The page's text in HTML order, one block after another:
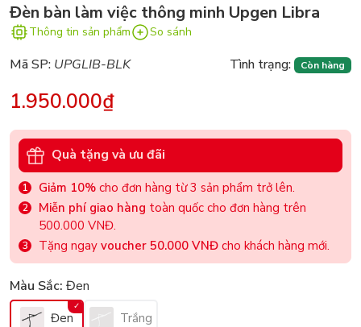
Đèn bàn làm việc thông minh Upgen Libra
Thông tin sản phẩm So sánh
Mã SP: UPGLIB-BLK Tình trạng: Còn hàng
1.950.000₫
Quà tặng và ưu đãi
Giảm 10% cho đơn hàng từ 3 sản phẩm trở lên.
Miễn phí giao hàng toàn quốc cho đơn hàng trên
500.000 VNĐ.
Tặng ngay voucher 50.000 VNĐ cho khách hàng mới.
Màu Sắc: Đen
Đen Trắng